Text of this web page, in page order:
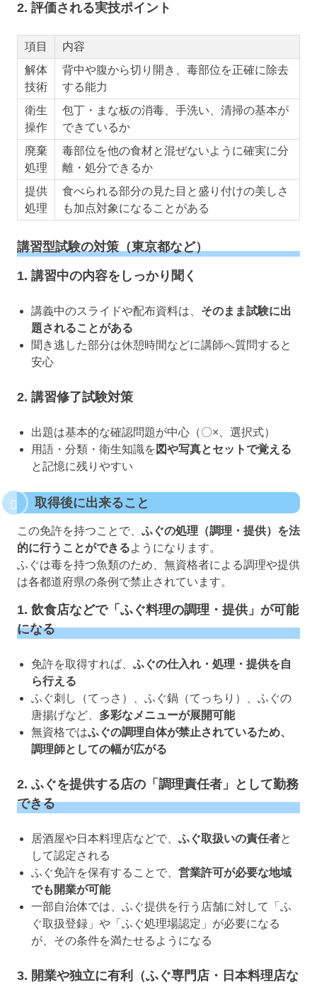
2. 評価される実技ポイント
項目
内容
解体
技術
背中や腹から切り開き、毒部位を正確に除去
する能力
衛生
操作
包丁・まな板の消毒、手洗い、清掃の基本が
できているか
廃棄
処理
毒部位を他の食材と混ぜないように確実に分
離・処分できるか
提供
処理
食べられる部分の見た目と盛り付けの美しさ
も加点対象になることがある
講習型試験の対策（東京都など）
1. 講習中の内容をしっかり聞く
講義中のスライドや配布資料は、 そのまま試験に出
題されることがある
聞き逃した部分は休憩時間などに講師へ質問すると
安心
2. 講習修了試験対策
出題は基本的な確認問題が中心（〇×、選択式）
用語・分類・衛生知識を 図や写真とセットで覚える
と記憶に残りやすい
取得後に出来ること
この免許を持つことで、 ふぐの処理（調理・提供）を法
的に行うことができるようになります。
ふぐは毒を持つ魚類のため、無資格者による調理や提供
は各都道府県の条例で禁止されています。
1. 飲食店などで「ふぐ料理の調理・提供」が可能
になる
免許を取得すれば、 ふぐの仕入れ・処理・提供を自
ら行える
ふぐ刺し（てっさ）、ふぐ鍋（てっちり）、ふぐの
唐揚げなど、 多彩なメニューが展開可能
無資格ではふぐの調理自体が禁止されているため、
調理師としての幅が広がる
2. ふぐを提供する店の「調理責任者」として勤務
できる
居酒屋や日本料理店などで、 ふぐ取扱いの責任者と
して認定される
ふぐ免許を保有することで、 営業許可が必要な地域
でも開業が可能
一部自治体では、ふぐ提供を行う店舗に対して「ふ
ぐ取扱登録」や「ふぐ処理場認定」が必要になる
が、その条件を満たせるようになる
3. 開業や独立に有利（ふぐ専門店・日本料理店な